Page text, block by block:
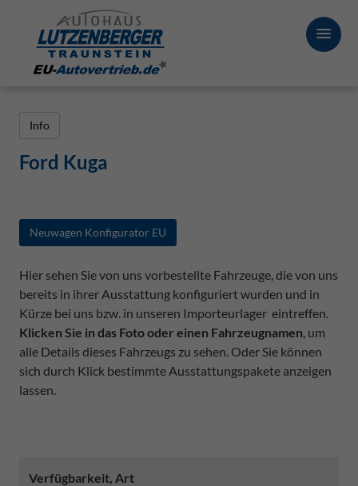
Info
Ford Kuga
Neuwagen Konfigurator EU
Hier sehen Sie von uns vorbestellte Fahrzeuge, die von uns
bereits in ihrer Ausstattung konfiguriert wurden und in
Kürze bei uns bzw. in unseren Importeurlager eintreffen.
Klicken Sie in das Foto oder einen Fahrzeugnamen, um
alle Details dieses Fahrzeugs zu sehen. Oder Sie können
sich durch Klick bestimmte Ausstattungspakete anzeigen
lassen.
Verfügbarkeit, Art